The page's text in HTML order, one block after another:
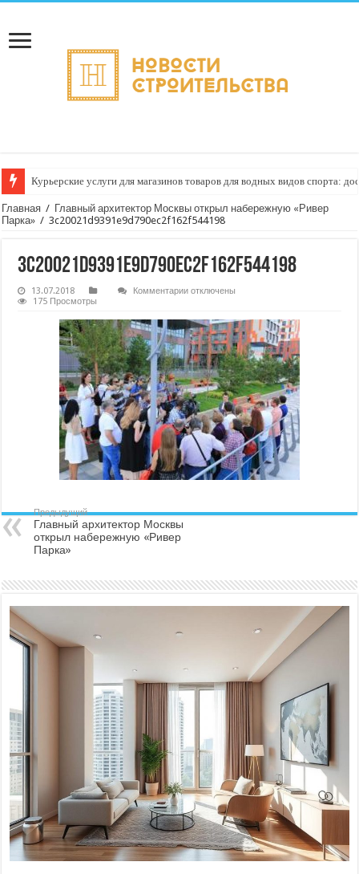
Курьерские услуги для магазинов товаров для водных видов спорта:
Главная / Главный архитектор Москвы открыл набережную «Ривер
Парка» / 3c20021d9391e9d790ec2f162f544198
3c20021d9391e9d790ec2f162f544198
13.07.2018 Комментариикотключены
175 Просмотры
Предыдущий
Главный архитектор Москвы
открыл набережную «Ривер
Парка»